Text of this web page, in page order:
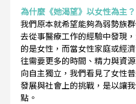
為什麼《她渴望》以女性為主？
我們原本就希望能夠為弱勢族
去從事醫療工作的經驗中發現
的是女性，而當女性家庭或經
往需要更多的時間、精力與資
向自主獨立，我們看見了女性
發展與社會上的挑戰，是以讓
點。